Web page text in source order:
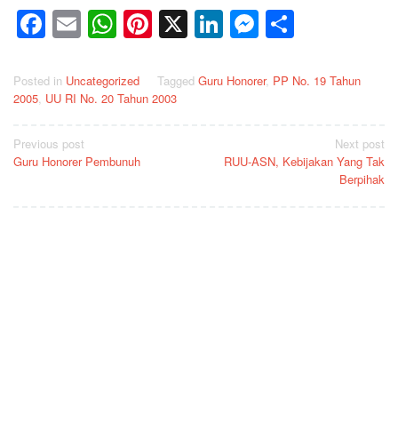
Facebook
EmailWhatsApp
Pinterest
X LinkedIn
Posted in Uncategorized Tagged Guru Honorer, PP No. 19 Tahun
2005 UU RI No. 20 Tahun 2003
Post
navigation
Previous post
Guru Honorer Pembunuh
Next post
RUU-ASN, Kebijakan Yang Tak
Berpihak